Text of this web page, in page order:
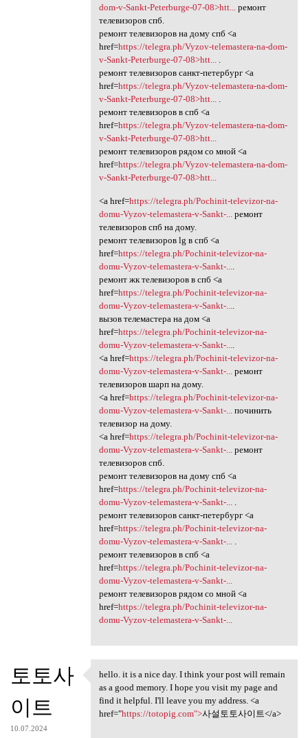
dom-v-Sankt-Peterburge-07-08>htt...
ремонт
телевизоров спб.
ремонт телевизоров на дому спб <a
href=https://telegra.ph/Vyzov-telemastera-na-dom-
v-Sankt-Peterburge-07-08>htt...
ремонт телевизоров санкт-петербург <a
href=https://telegra.ph/Vyzov-telemastera-na-dom-
v-Sankt-Peterburge-07-08>htt...
ремонт телевизоров в спб <a
href=https://telegra.ph/Vyzov-telemastera-na-dom-
v-Sankt-Peterburge-07-08>htt...
ремонт телевизоров рядом со мной <a
href=https://telegra.ph/Vyzov-telemastera-na-dom-
v-Sankt-Peterburge-07-08>htt...
<a href=https://telegra.ph/Pochinit-televizor-na-
domu-Vyzov-telemastera-v-Sankt-...ремонт
телевизоров спб на дому.
ремонт телевизоров lg в спб <a
href=https://telegra.ph/Pochinit-televizor-na-
domu-Vyzov-telemastera-v-Sankt-....
ремонт жк телевизоров в спб <a
href=https://telegra.ph/Pochinit-televizor-na-
domu-Vyzov-telemastera-v-Sankt-....
вызов телемастера на дом <a
href=https://telegra.ph/Pochinit-televizor-na-
domu-Vyzov-telemastera-v-Sankt-....
<a href=https://telegra.ph/Pochinit-televizor-na-
domu-Vyzov-telemastera-v-Sankt-...ремонт
телевизоров шарп на дому.
<a href=https://telegra.ph/Pochinit-televizor-na-
domu-Vyzov-telemastera-v-Sankt-...починить
телевизор на дому.
<a href=https://telegra.ph/Pochinit-televizor-na-
domu-Vyzov-telemastera-v-Sankt-...ремонт
телевизоров спб.
ремонт телевизоров на дому спб <a
href=https://telegra.ph/Pochinit-televizor-na-
domu-Vyzov-telemastera-v-Sankt-....
ремонт телевизоров санкт-петербург <a
href=https://telegra.ph/Pochinit-televizor-na-
domu-Vyzov-telemastera-v-Sankt-....
ремонт телевизоров в спб <a
href=https://telegra.ph/Pochinit-televizor-na-
domu-Vyzov-telemastera-v-Sankt-...
ремонт телевизоров рядом со мной <a
href=https://telegra.ph/Pochinit-televizor-na-
domu-Vyzov-telemastera-v-Sankt-...
토토사
이트
10.07.2024
hello. it is a nice day. I
hello. it is a nice day. I think your post will remain
as a good memory. I hope you visit my page and
find it helpful. I'll leave you my address. <a
href="https://totopig.com">사설토토사이트</a>